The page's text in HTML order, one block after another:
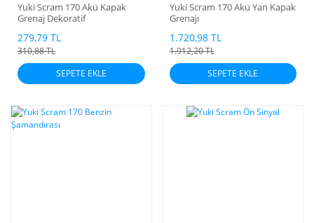
Yuki Scram 170 Akü Kapak
Grenaj Dekoratif
279,79 TL
310,88 TL
SEPETE EKLE
Yuki Scram 170 Akü Yan Kapak
Grenajı
1.720,98 TL
1.912,20 TL
SEPETE EKLE